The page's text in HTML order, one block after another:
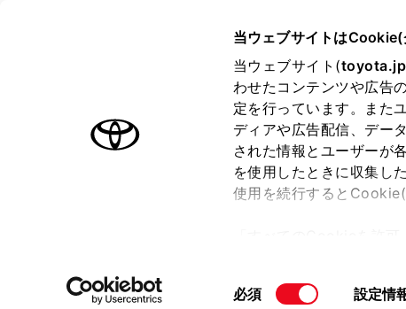
当ウェブサイトはCookie(
当ウェブサイト(toyota.jp
わせたコンテンツや広告
定を行っています。また
ディアや広告配信、デー
された情報とユーザーが
を使用したときに収集し
使用を続行すると
て」をご覧ください。
同
必須 設定情
オーナーサポート トピックス
トヨタ認定中古車
トヨタ認定中古車の魅力 3つの買